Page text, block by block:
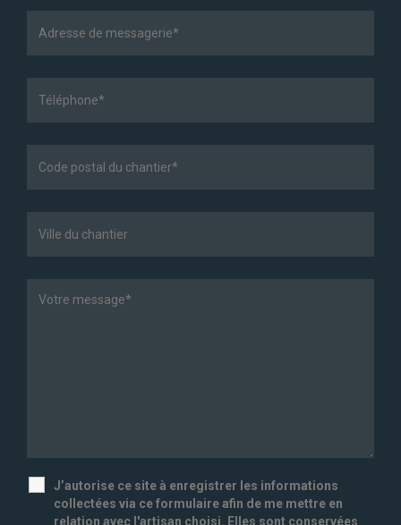
J’autorise ce site à enregistrer les informations
collectées via ce formulaire afin de me mettre en
relation avec l'artisan choisi. Elles sont conservées